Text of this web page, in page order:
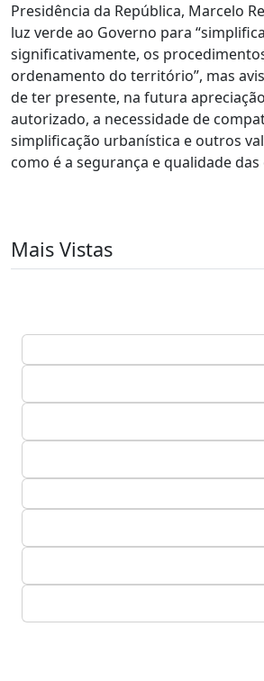
Presidência da República, Marcelo
luz verde ao Governo para
significativamente, os
ordenamento do território”, mas
de ter presente, na futura
autorizado, a necessidade de
simplificação urbanística e outros
como é a segurança e qualidade das
Mais Vistas